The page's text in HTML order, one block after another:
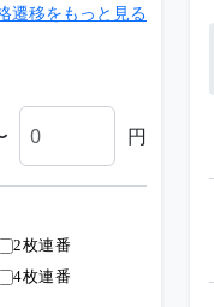
遷移をもっと見る
円
2枚連番
4枚連番